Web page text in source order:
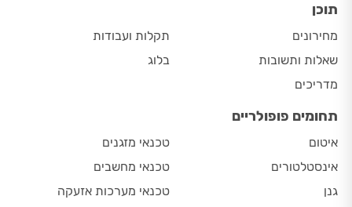
תוכן
מחירונים
שאלות ותשובות
מדריכים
תקלות ועבודות
בלוג
תחומים פופולריים
איטום
אינסטלטורים
גנן
טכנאי מזגנים
טכנאי מחשבים
טכנאי מערכות אזעקה